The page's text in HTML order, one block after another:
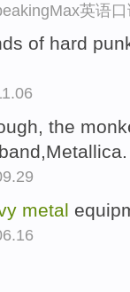
英语
of hard
the
metal